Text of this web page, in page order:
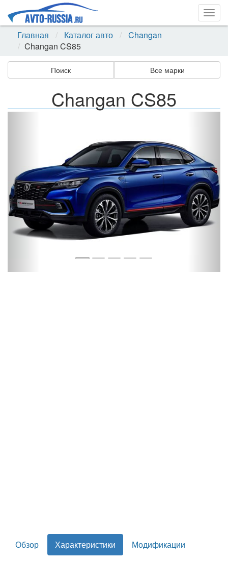
Главная
Каталог авто
Changan
Changan CS85
Поиск Все марки
Changan CS85
Обзор Характеристики
Модификации